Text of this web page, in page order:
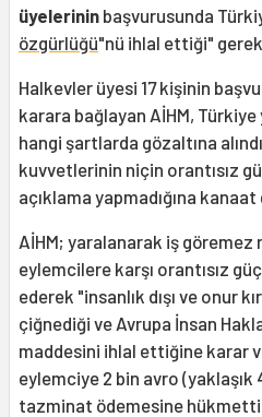
üyelerinin başvurusunda
özgürlüğü"nü ihlal ettiği"
Halkevler üyesi 17 kişinin
karara bağlayan AİHM,
hangi şartlarda gözaltına
kuvvetlerinin niçin orantısız
açıklama yapmadığına
AİHM; yaralanarak iş göremez
eylemcilere karşı orantısız
ederek "insanlık dışı ve onur
çiğnediği ve Avrupa İnsan
maddesini ihlal ettiğine karar
eylemciye 2 bin avro (yaklaşık
tazminat ödemesine